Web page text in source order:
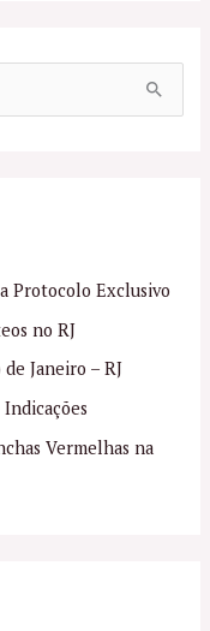
Protocolo Exclusivo
no RJ
Janeiro – RJ
Vermelhas na